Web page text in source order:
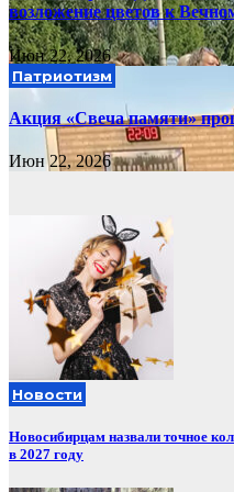
возложение цветов к
Июн 22, 2026
Патриотизм
Акция «Свеча памяти»
Июн 22, 2026
Новости
Новосибирцам назвали точное
в 2027 году